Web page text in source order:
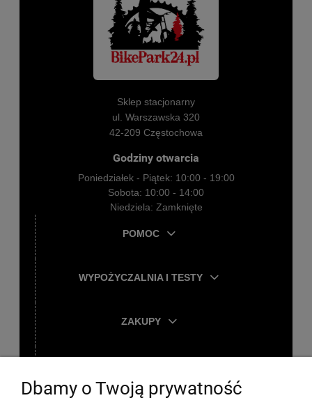
Sklep stacjonarny
ul. Warszawska 320
42-209 Częstochowa
Godziny otwarcia
Poniedziałek - Piątek: 10:00 - 19:00
Sobota: 10:00 - 14:00
Niedziela: Zamknięte
POMOC
WYPOŻYCZALNIA I TESTY
ZAKUPY
Dbamy o Twoją prywatność